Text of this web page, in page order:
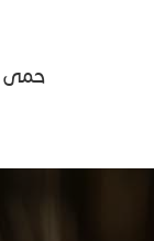
حمى